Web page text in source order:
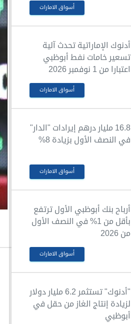
أسواق الامارات
أدنوك الإماراتية تحدث آلية
تسعير خامات نفط أبوظبي
اعتبارا من 1 نوفمبر 2026
أسواق الامارات
16.8 مليار درهم إيرادات "الدار"
في النصف الأول بزيادة 8%
أسواق الامارات
أرباح بنك أبوظبي الأول ترتفع
بأقل من 1% في النصف الأول
من 2026
أسواق الامارات
"أدنوك" تستثمر 6.2 مليار دولار
لزيادة إنتاج الغاز من حقل في
أبوظبي